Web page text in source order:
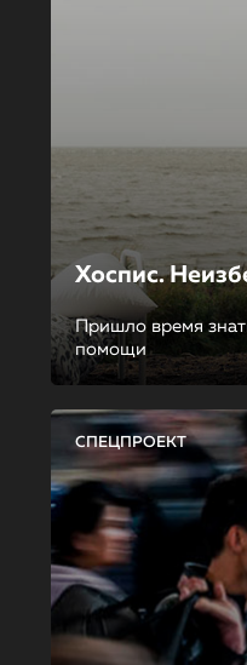
Хоспис.
Пришло время
помощи
СПЕЦПРОЕКТ